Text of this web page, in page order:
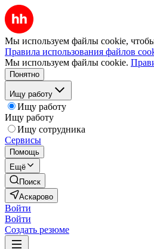
Мы используем файлы cookie, чтобы
Правила использования файлов
Мы используем файлы cookie.
Понятно
Ищу работу
Ищу работу
Ищу работу
Ищу сотрудника
Сервисы
Помощь
Ещё
Поиск
Аскарово
Войти
Войти
Создать резюме